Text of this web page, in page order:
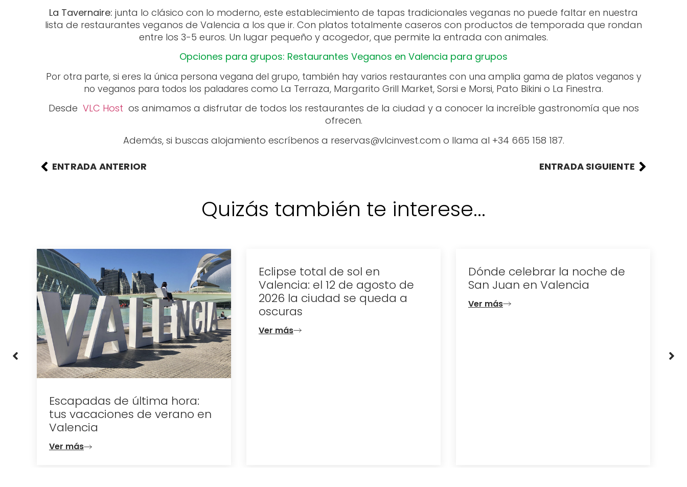
La Tavernaire: junta lo clásico con lo moderno, este establecimiento de tapas tradicionales veganas no puede faltar en nuestra
lista de restaurantes veganos de Valencia a los que ir. Con platos totalmente caseros con productos de temporada que rondan
entre los 3-5 euros. Un lugar pequeño y acogedor, que permite la entrada con animales.
Opciones para grupos: Restaurantes Veganos en Valencia para grupos
Por otra parte, si eres la única persona vegana del grupo, también hay varios restaurantes con una amplia gama de platos veganos y
no veganos para todos los paladares como La Terraza, Margarito Grill Market, Sorsi e Morsi, Pato Bikini o La Finestra.
Desde VLC Host os animamos a disfrutar de todos los restaurantes de la ciudad y a conocer la increíble gastronomía que nos
ofrecen.
Además, si buscas alojamiento escríbenos a reservas@vlcinvest.com o llama al +34 665 158 187.
ENTRADA ANTERIOR ENTRADA SIGUIENTE
Quizás también te interese...
Escapadas de última hora:
tus vacaciones de verano en
Valencia
Ver más
Eclipse total de sol en
Valencia: el 12 de agosto de
2026 la ciudad se queda a
oscuras
Ver más
Dónde celebrar la noche de
San Juan en Valencia
Ver más